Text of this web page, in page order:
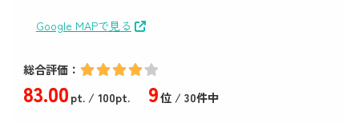
Google MAPで見る
総合評価：
83.00pt./ 100pt. 9位 / 30件中